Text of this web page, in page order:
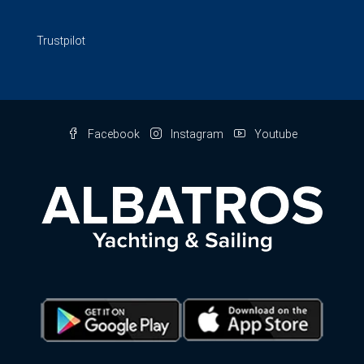
Trustpilot
Facebook Instagram Youtube